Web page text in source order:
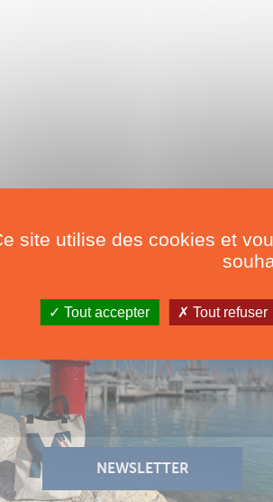
site utilise des cookies et
Tout accepter Tout refuser